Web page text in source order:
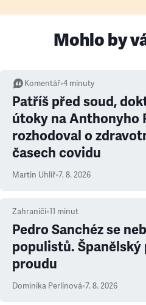
Mohlo by
Komentář•4 minuty
Patříš před soud,
útoky na Anthonyho
rozhodoval o
časech covidu
Martin Uhlíř•7. 8. 2026
Zahraničí•11 minut
Pedro Sanchéz se
populistů.
proudu
Dominika Perlínová•7. 8. 2026